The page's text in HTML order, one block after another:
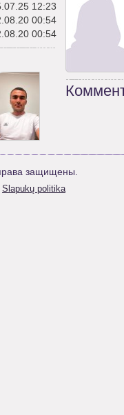
12:23
00:54
00:54
защищены.
Slapukų politika